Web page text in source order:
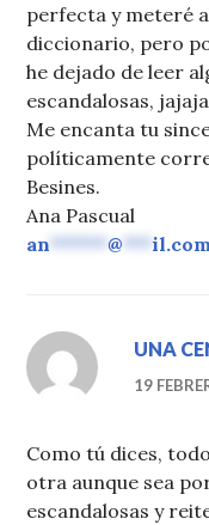
perfecta y meteré
diccionario, pero
he dejado de leer
escandalosas,
Me encanta tu
políticamente
Besines.
Ana Pascual
an ******@ ***il.com
UNA
19
Como tú dices,
otra aunque sea
escandalosas y